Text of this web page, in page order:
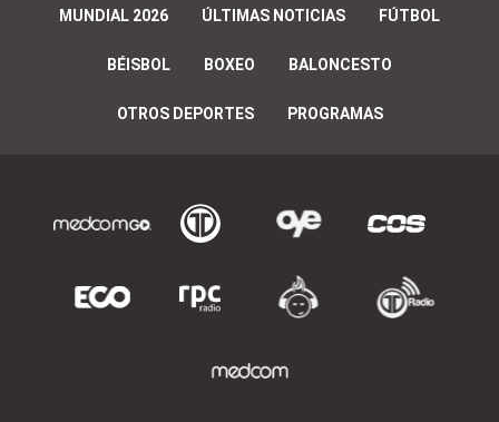
MUNDIAL 2026 ÚLTIMAS NOTICIAS FÚTBOL
BÉISBOL BOXEO BALONCESTO
OTROS DEPORTES PROGRAMAS